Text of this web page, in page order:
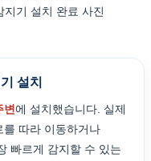
설치
변에 설치했습니다. 실제
를 따라 이동하거나
빠르게 감지할 수 있는